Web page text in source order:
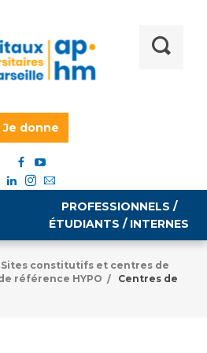
Je donne
PROFESSIONNELS /
ÉTUDIANTS / INTERNES
Sites constitutifs et centres de
référence HYPO /
Centres de